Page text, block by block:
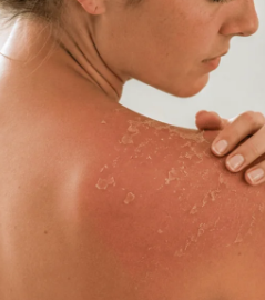
Outdoor
Mamma e Bambino
Applicazioni